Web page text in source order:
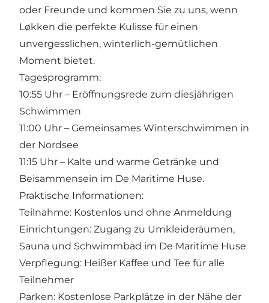
oder Freunde und kommen Sie zu uns, wenn
Løkken die perfekte Kulisse für einen
unvergesslichen, winterlich-gemütlichen
Moment bietet.
Tagesprogramm:
10:55 Uhr – Eröffnungsrede zum diesjährigen
Schwimmen
11:00 Uhr – Gemeinsames Winterschwimmen in
der Nordsee
11:15 Uhr – Kalte und warme Getränke und
Beisammensein im De Maritime Huse.
Praktische Informationen:
Teilnahme: Kostenlos und ohne Anmeldung
Einrichtungen: Zugang zu Umkleideräumen,
Sauna und Schwimmbad im De Maritime Huse
Verpflegung: Heißer Kaffee und Tee für alle
Teilnehmer
Parken: Kostenlose Parkplätze in der Nähe der